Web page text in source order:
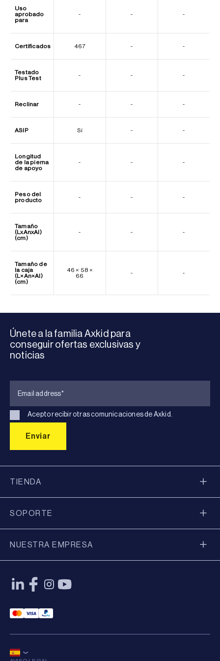
Uso
aprobado
para
- - -
Certificados 467 - -
Testado
Plus Test
- - -
Reclinar - - -
ASIP Sí - -
Longitud
de la pierna
de apoyo
- - -
Peso del
producto
- - -
Tamaño
(LxAnxAl)
(cm)
- - -
Tamaño de
la caja
(L×An×Al)
(cm)
46 × 58 ×
66
- -
Únete a la familia Axkid para
conseguir ofertas exclusivas y
noticias
Acepto recibir otras comunicaciones de Axkid.
TIENDA
SOPORTE
NUESTRA EMPRESA
Mastercard Payment
Visa Payment
Paypal Payment